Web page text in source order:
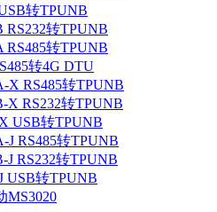
转TPUNB
RS232转TPUNB
RS485转TPUNB
转4G DTU
X RS485转TPUNB
X RS232转TPUNB
USB转TPUNB
J RS485转TPUNB
J RS232转TPUNB
USB转TPUNB
MS3020